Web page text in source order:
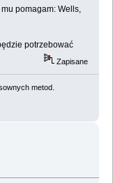
pomagam: Wells,
potrzebować
Zapisane
metod.